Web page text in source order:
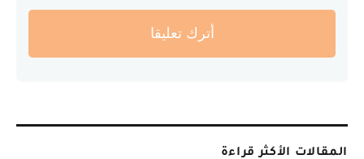
أترك تعليقا
المقالات الأكثر قراءة